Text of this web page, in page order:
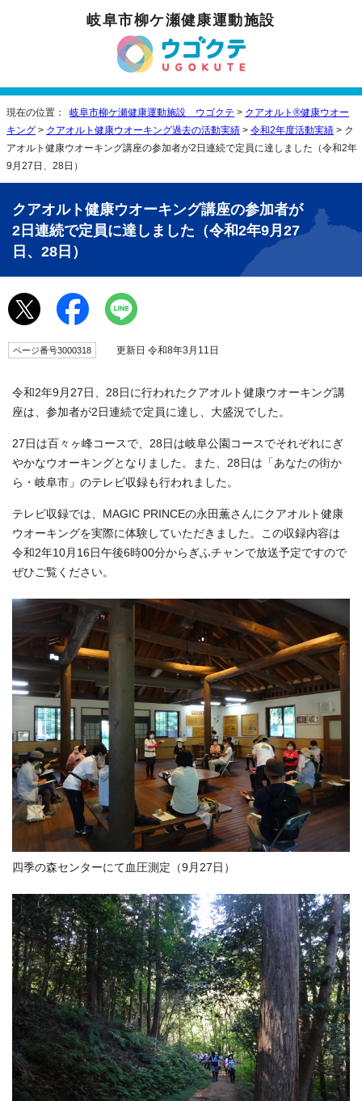
岐阜市柳ケ瀬健康運動施設
現在の位置： 岐阜市柳ケ瀬健康運動施設 ウゴクテ > クアオルト®健康ウオー
キング > クアオルト健康ウオーキング過去の活動実績 > 令和2年度活動実績 > ク
アオルト健康ウオーキング講座の参加者が2日連続で定員に達しました（令和2年
9月27日、28日）
クアオルト健康ウオーキング講座の参加者が
2日連続で定員に達しました（令和2年9月27
日、28日）
ページ番号3000318 更新日 令和8年3月11日
令和2年9月27日、28日に行われたクアオルト健康ウオーキング講
座は、参加者が2日連続で定員に達し、大盛況でした。
27日は百々ヶ峰コースで、28日は岐阜公園コースでそれぞれにぎ
やかなウオーキングとなりました。また、28日は「あなたの街か
ら・岐阜市」のテレビ収録も行われました。
テレビ収録では、MAGIC PRINCEの永田薫さんにクアオルト健康
ウオーキングを実際に体験していただきました。この収録内容は
令和2年10月16日午後6時00分からぎふチャンで放送予定ですので
ぜひご覧ください。
四季の森センターにて血圧測定（9月27日）